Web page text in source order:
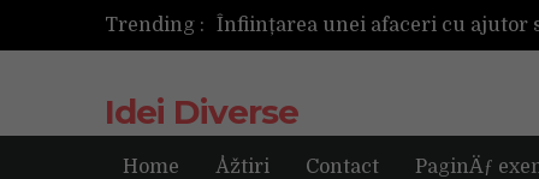
Trending :
Următoarea fotografie poate fi
Idei Diverse
Home Åžtiri Contact PaginÄƒ